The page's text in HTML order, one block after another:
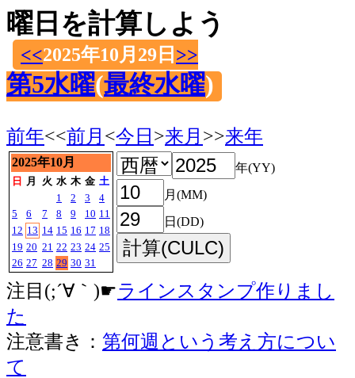
曜日を計算しよう
<<2025年10月29日 >>
第5水曜(最終水曜)
前年<<前月 <今日 >来月 >>来年
2025年10月
日 月 火 水 木 金 土
1
2 3
4
5
6 7 8 9 10 11
12 13 14 15 16 17 18
19 20 21 22 23 24 25
26 27 28 29 30 31
年(YY)
月(MM)
日(DD)
注目(;´∀｀)☛ラインスタンプ作りまし
た
注意書き： 第何週という考え方につい
て